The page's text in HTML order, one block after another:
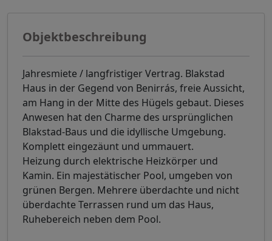
Objektbeschreibung
Jahresmiete / langfristiger Vertrag. Blakstad
Haus in der Gegend von Benirrás, freie Aussicht,
am Hang in der Mitte des Hügels gebaut. Dieses
Anwesen hat den Charme des ursprünglichen
Blakstad-Baus und die idyllische Umgebung.
Komplett eingezäunt und ummauert.
Heizung durch elektrische Heizkörper und
Kamin. Ein majestätischer Pool, umgeben von
grünen Bergen. Mehrere überdachte und nicht
überdachte Terrassen rund um das Haus,
Ruhebereich neben dem Pool.